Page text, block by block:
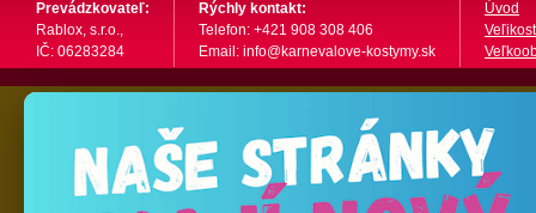
Prevádzkovateľ:
Rablox, s.r.o.,
IČ: 06283284
Rýchly kontakt:
Telefon: +421 908 308 406
Email: info@karnevalove-kostymy.sk
Úvod